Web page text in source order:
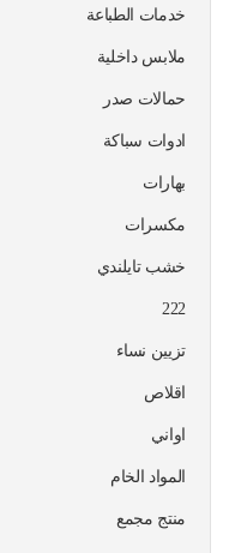
خدمات الطباعة
ملابس داخلية
حمالات صدر
ادوات سباكة
بهارات
مكسرات
خشب تايلندي
222
تزيين نساء
اقلاص
اواني
المواد الخام
منتج مجمع